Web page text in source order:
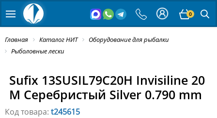
0
Главная Каталог НИТ
Оборудование для рыбалки
Рыболовные лески
Sufix 13SUSIL79C20H Invisiline 20
M Серебристый Silver 0.790 mm
Код товара: t245615